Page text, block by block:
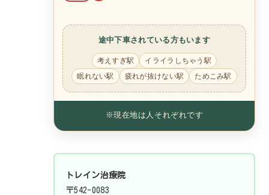
途中下車されている方もいます
考えすぎ駅
イライラしちゃう駅
眠れない駅
疲れが抜けない駅 ためこみ駅
※現在地は人それぞれです
トレイン治療院
〒542-0083